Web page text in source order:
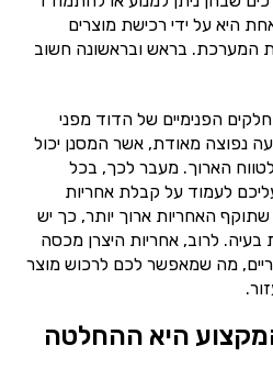
היא על ידי רכישת מוצרים
המערכת. בראש ובראשונה חשוב
הפנימיים של הדוד מפני
נפוצה מאודת, אשר המסנן יכול
הארוך. מעבר לכך, בכל
לעמוד על קבלת אחריות
האחריות ארוך יותר, כך יש
לרוב, אחריות היצרן מכסה
מה שמאפשר לכם לרכוש מוצר
היא ההחלטה